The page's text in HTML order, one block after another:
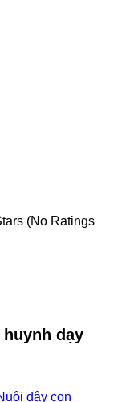
(No Ratings
dạy
dậy con